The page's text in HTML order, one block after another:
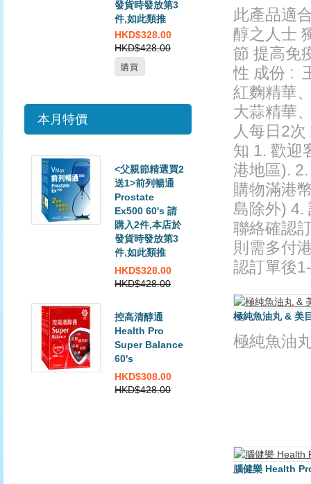
發貨時發放第3
件,如此類推
HKD$328.00
HKD$428.00
購買
本月特價
<父親節精選買2
送1>前列暢通
Prostate
Ex500 60's 請
購入2件,本店於
發貨時發放第3
件,如此類推
HKD$328.00
HKD$428.00
控高清醇通
Health Pro
Super Balance
60's
HKD$308.00
HKD$428.00
此產品適
醇之人士
節 提高免
性 成份 :
紅麴精華
大蒜精華
人每日2
知 1. 歡迎
港地區).
購物滿港
島除外) 4.
聯絡確認
則需多付
認訂單後
極純魚油丸 & 美
極純魚油
腦健樂 Health